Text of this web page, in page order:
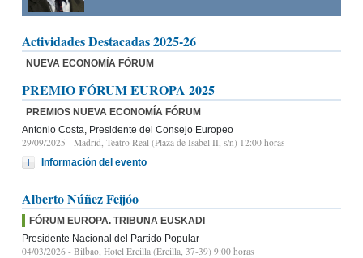
Actividades Destacadas 2025-26
NUEVA ECONOMÍA FÓRUM
PREMIO FÓRUM EUROPA 2025
PREMIOS NUEVA ECONOMÍA FÓRUM
Antonio Costa, Presidente del Consejo Europeo
29/09/2025 - Madrid, Teatro Real (Plaza de Isabel II, s/n) 12:00 horas
Información del evento
Alberto Núñez Feijóo
FÓRUM EUROPA. TRIBUNA EUSKADI
Presidente Nacional del Partido Popular
04/03/2026 - Bilbao, Hotel Ercilla (Ercilla, 37-39) 9:00 horas